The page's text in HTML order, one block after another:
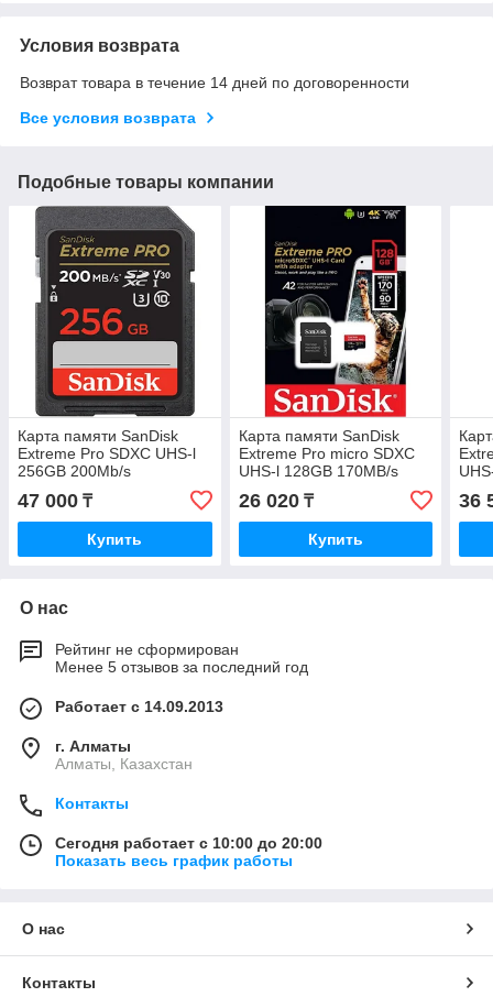
Условия возврата
Возврат товара в течение 14 дней по договоренности
Все условия возврата
Подобные товары компании
Карта памяти SanDisk
Extreme Pro SDXC UHS-l
256GB 200Mb/s
47 000 ₸
Купить
Карта памяти SanDisk
Extreme Pro micro SDXC
UHS-l 128GB 170MB/s
26 020₸
Купить
36
О нас
Рейтинг не сформирован
Менее 5 отзывов за последний год
Работает с 14.09.2013
г. Алматы
Алматы, Казахстан
Контакты
Сегодня работает с 10:00 до 20:00
Показать весь график работы
О нас
Контакты